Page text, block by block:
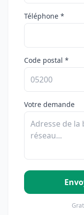
Téléphone *
Code postal *
Votre demande